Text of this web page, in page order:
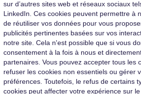
sur d’autres sites web et réseaux sociaux
LinkedIn. Ces cookies peuvent permettre à
de réutiliser vos données pour vous
publicités pertinentes basées sur vos
notre site. Cela n'est possible que si vous
consentement à la fois à nous et
partenaires. Vous pouvez accepter tous les
refuser les cookies non essentiels ou gérer
préférences. Toutefois, le refus de certains
cookies peut affecter votre expérience sur